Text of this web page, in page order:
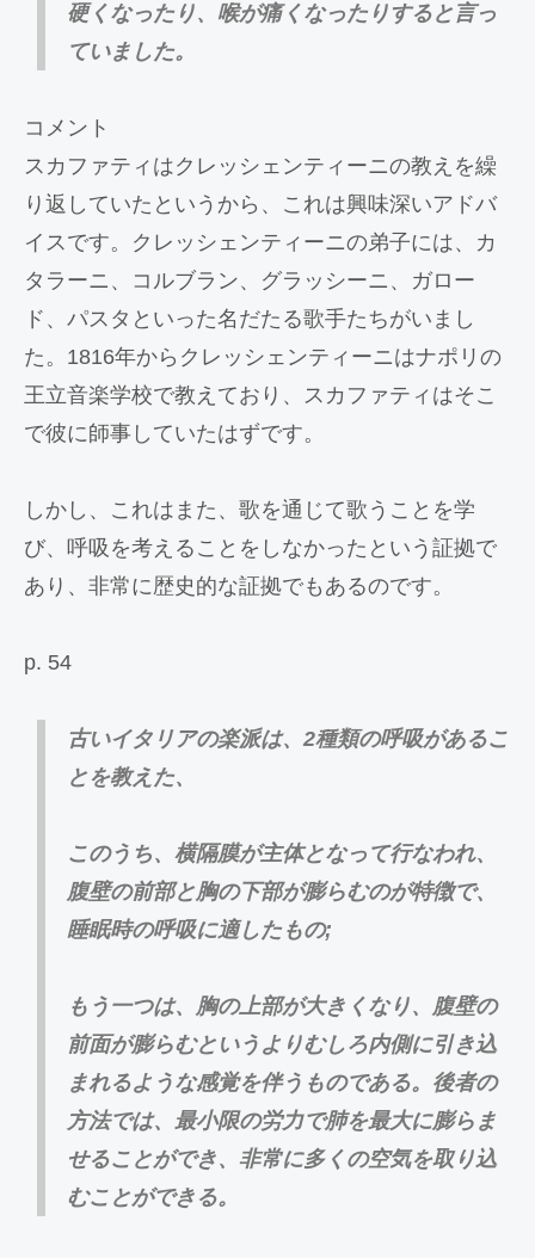
硬くなったり、喉が痛くなったりすると言っ
ていました。
コメント
スカファティはクレッシェンティーニの教えを繰
り返していたというから、これは興味深いアドバ
イスです。クレッシェンティーニの弟子には、カ
タラーニ、コルブラン、グラッシーニ、ガロー
ド、パスタといった名だたる歌手たちがいまし
た。1816年からクレッシェンティーニはナポリの
王立音楽学校で教えており、スカファティはそこ
で彼に師事していたはずです。
しかし、これはまた、歌を通じて歌うことを学
び、呼吸を考えることをしなかったという証拠で
あり、非常に歴史的な証拠でもあるのです。
p. 54
古いイタリアの楽派は、2種類の呼吸があるこ
とを教えた、
このうち、横隔膜が主体となって行なわれ、
腹壁の前部と胸の下部が膨らむのが特徴で、
睡眠時の呼吸に適したもの;
もう一つは、胸の上部が大きくなり、腹壁の
前面が膨らむというよりむしろ内側に引き込
まれるような感覚を伴うものである。後者の
方法では、最小限の労力で肺を最大に膨らま
せることができ、非常に多くの空気を取り込
むことができる。